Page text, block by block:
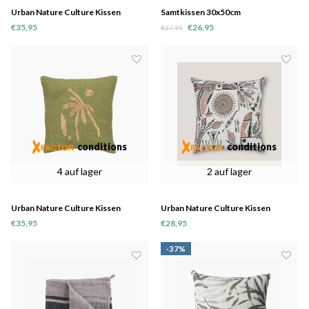
Urban Nature Culture Kissen
Minimalismus
€35,95
Samtkissen 30x50cm
€37,95 €26,95
4 auf lager
conditions
Urban Nature Culture Kissen
Palmeira
€35,95
2 auf lager
conditions
Urban Nature Culture Kissen
Papagaio
€28,95
-37%